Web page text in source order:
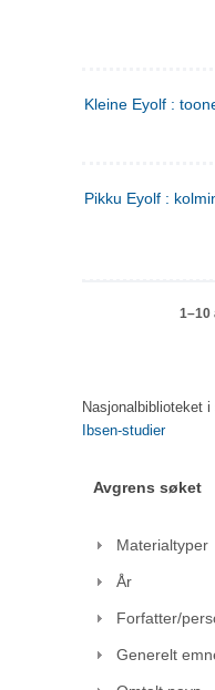
Kleine Eyolf :
Pikku Eyolf :
1–10
Nasjonalbiblioteket
Ibsen-studier
Avgrens søket
Materialtyper
År
Forfatter/
Generelt